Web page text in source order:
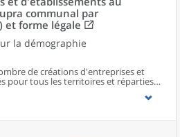
communal par
et forme légale
la démographie
de créations d'entreprises et
pour tous les territoires et réparties
forme légale.